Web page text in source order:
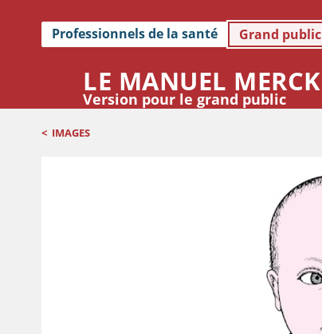
Professionnels de la santé Grand public
LE MANUEL MERCK
Version pour le grand public
< IMAGES